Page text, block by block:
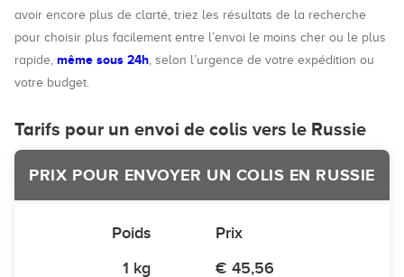
avoir encore plus de clarté, triez les résultats de la recherche
pour choisir plus facilement entre l’envoi le moins cher ou le plus
rapide, même sous 24h, selon l’urgence de votre expédition ou
votre budget.
Tarifs pour un envoi de colis vers le Russie
PRIX POUR ENVOYER UN COLIS EN RUSSIE
Poids
Prix
1 kg
€ 45,56